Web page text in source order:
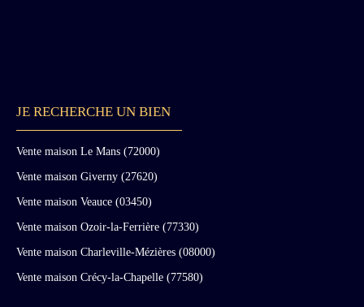
JE RECHERCHE UN BIEN
Vente maison Le Mans (72000)
Vente maison Giverny (27620)
Vente maison Veauce (03450)
Vente maison Ozoir-la-Ferrière (77330)
Vente maison Charleville-Mézières (08000)
Vente maison Crécy-la-Chapelle (77580)